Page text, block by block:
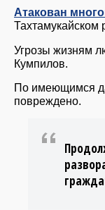
Атакован
Тахтамукайском
Угрозы жизням
Кумпилов.
По имеющимся
повреждено.